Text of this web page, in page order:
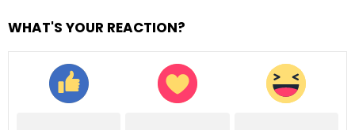
WHAT'S YOUR REACTION?